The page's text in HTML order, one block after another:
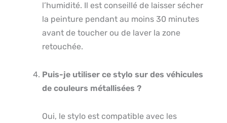
l’humidité. Il est conseillé de laisser sécher
la peinture pendant au moins 30 minutes
avant de toucher ou de laver la zone
retouchée.
Puis-je utiliser ce stylo sur des véhicules
de couleurs métallisées ?
Oui, le stylo est compatible avec les